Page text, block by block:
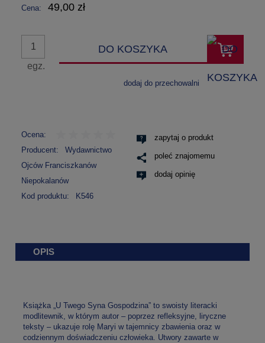
Cena: 49,00 zł
egz.
DO KOSZYKA
dodaj do przechowalni
Ocena:
Producent:
Wydawnictwo
Ojców Franciszkanów
Niepokalanów
Kod produktu:
K546
zapytaj o produkt
poleć znajomemu
dodaj opinię
OPIS
Książka „U Twego Syna Gospodzina” to swoisty literacki
modlitewnik, w którym autor – poprzez refleksyjne, liryczne
teksty – ukazuje rolę Maryi w tajemnicy zbawienia oraz w
codziennym doświadczeniu człowieka. Utwory zawarte w